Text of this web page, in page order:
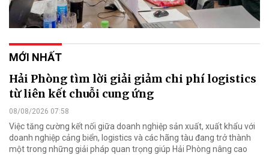
MỚI NHẤT
Hải Phòng tìm lời giải giảm chi phí logistics
từ liên kết chuỗi cung ứng
08/08/2026 07:58
Việc tăng cường kết nối giữa doanh nghiệp sản xuất, xuất khẩu với
doanh nghiệp cảng biển, logistics và các hãng tàu đang trở thành
một trong những giải pháp quan trọng giúp Hải Phòng nâng cao